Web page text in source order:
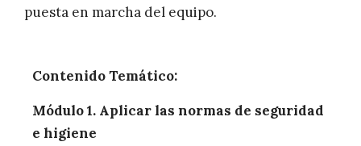
puesta en marcha del equipo.
Contenido Temático:
Módulo 1. Aplicar las normas de seguridad
e higiene